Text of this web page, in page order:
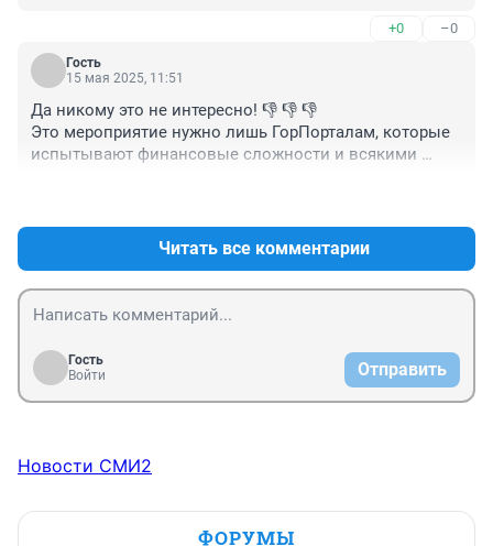
+0 –0
Гость
15 мая 2025, 11:51
Да никому это не интересно! 👎 👎 👎
Это мероприятие нужно лишь ГорПорталам, которые
испытывают финансовые сложности и всякими
Читать все комментарии
Гость
Войти
Отправить
Новости СМИ2
ФОРУМЫ